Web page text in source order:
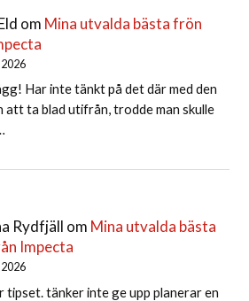
om Mina utvalda bästa frön
Har inte tänkt på det där med den
att ta blad utifrån, trodde man skulle
Rydfjäll om Mina utvalda bästa
Impecta
tipset. tänker inte ge upp planerar en